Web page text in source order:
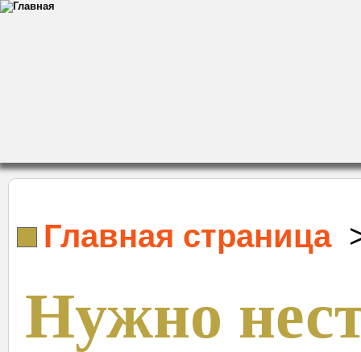
Главная страница
Нужно